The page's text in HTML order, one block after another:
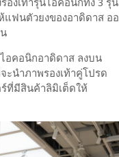
องเท้ารุ่นไอคอนิกทั้ง 3 รุ่น
แฟนตัวยงของอาดิดาส ออ
อคอนิกอาดิดาส ลงบน
ะนำภาพรองเท้าคู่โปรด
ที่มีสินค้าลิมิเต็ดให้